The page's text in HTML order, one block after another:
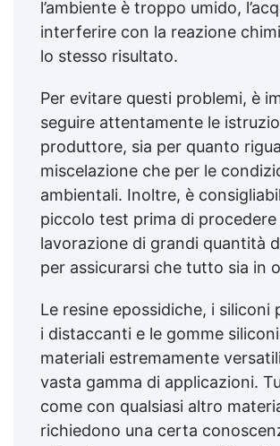
l’ambiente è troppo umido,
interferire con la reazione
lo stesso risultato.
Per evitare questi problemi, è
seguire attentamente le
produttore, sia per quanto
miscelazione che per le
ambientali. Inoltre, è
piccolo test prima di procedere
lavorazione di grandi quantità
per assicurarsi che tutto sia in
Le resine epossidiche, i siliconi
i distaccanti e le gomme
materiali estremamente
vasta gamma di applicazioni.
come con qualsiasi altro
richiedono una certa